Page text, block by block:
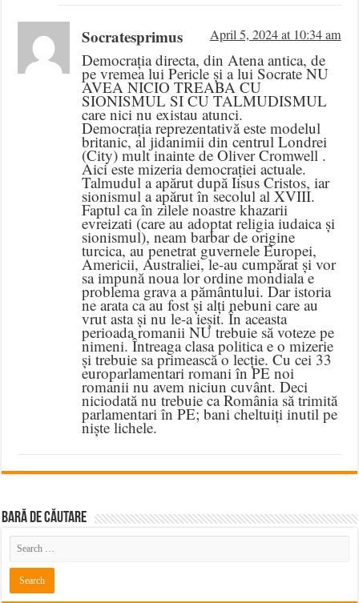
Socratesprimus April 5, 2024 at 10:34 am
Democrația directa, din Atena antica, de
pe vremea lui Pericle și a lui Socrate NU
AVEA NICIO TREABA CU
SIONISMUL SI CU TALMUDISMUL
care nici nu existau atunci.
Democrația reprezentativă este modelul
britanic, al jidanimii din centrul Londrei
(City) mult inainte de Oliver Cromwell .
Aici este mizeria democrației actuale.
Talmudul a apărut după Iisus Cristos, iar
sionismul a apărut în secolul al XVIII.
Faptul ca în zilele noastre khazarii
evreizati (care au adoptat religia iudaica și
sionismul), neam barbar de origine
turcica, au penetrat guvernele Europei,
Americii, Australiei, le-au cumpărat și vor
sa impună noua lor ordine mondiala e
problema grava a pământului. Dar istoria
ne arata ca au fost și alți nebuni care au
vrut asta și nu le-a ieșit. În aceasta
perioada romanii NU trebuie să voteze pe
nimeni. Întreaga clasa politica e o mizerie
și trebuie sa primească o lecție. Cu cei 33
europarlamentari romani în PE noi
romanii nu avem niciun cuvânt. Deci
niciodată nu trebuie ca România să trimită
parlamentari în PE; bani cheltuiți inutil pe
niște lichele.
BARĂ DE CĂUTARE